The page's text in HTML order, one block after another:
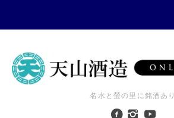
名水と螢の里に銘酒あり